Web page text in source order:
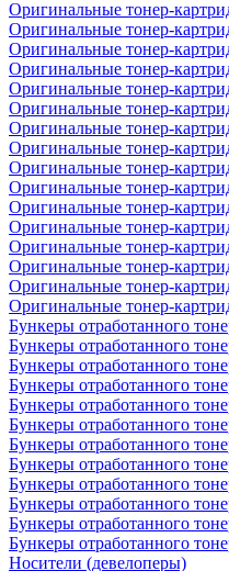
Оригинальные тонер-
Оригинальные тонер-
Оригинальные тонер-
Оригинальные тонер-
Оригинальные тонер-
Оригинальные тонер-
Оригинальные тонер-
Оригинальные тонер-
Оригинальные тонер-
Оригинальные тонер-
Оригинальные тонер-
Оригинальные тонер-
Оригинальные тонер-
Оригинальные тонер-
Оригинальные тонер-
Оригинальные тонер-
Бункеры отработанного
Бункеры отработанного
Бункеры отработанного
Бункеры отработанного
Бункеры отработанного
Бункеры отработанного
Бункеры отработанного
Бункеры отработанного
Бункеры отработанного
Бункеры отработанного
Бункеры отработанного
Бункеры отработанного
Носители (девелоперы)